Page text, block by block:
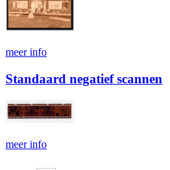
meer info
Standaard negatief scannen
meer info